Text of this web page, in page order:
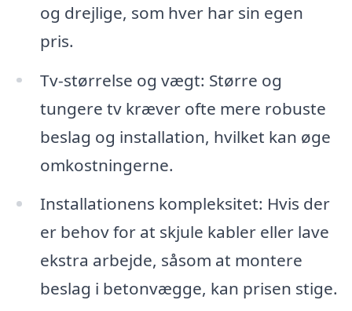
og drejlige, som hver har sin egen
pris.
Tv-størrelse og vægt: Større og
tungere tv kræver ofte mere robuste
beslag og installation, hvilket kan øge
omkostningerne.
Installationens kompleksitet: Hvis der
er behov for at skjule kabler eller lave
ekstra arbejde, såsom at montere
beslag i betonvægge, kan prisen stige.